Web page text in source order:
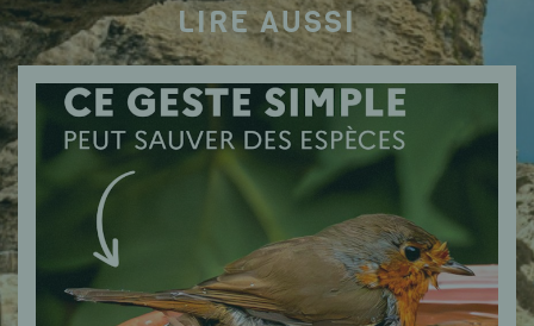
LIRE AUSSI